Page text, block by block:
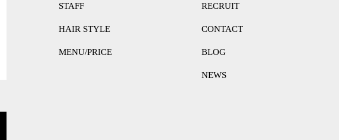
STAFF
HAIR STYLE
MENU/PRICE
RECRUIT
CONTACT
BLOG
NEWS